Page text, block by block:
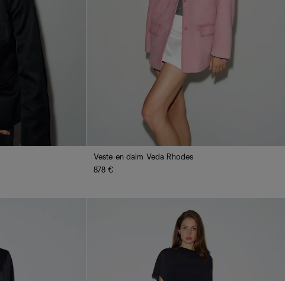
Veste en daim Veda Rhodes
878 €